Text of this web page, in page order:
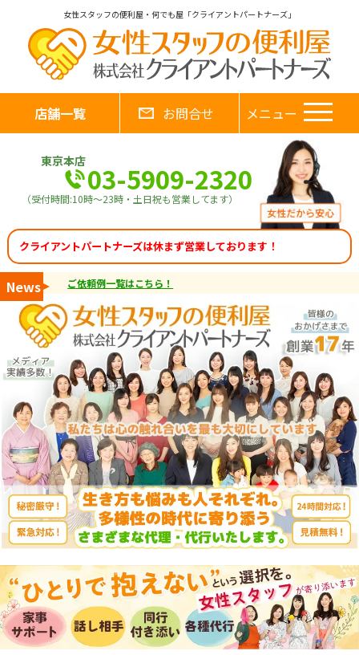
女性スタッフの便利屋・何でも屋「クライアントパートナーズ」
店舗一覧 お問合せ メニュー
東京本店03-5909-2320
（受付時間:10時～23時・土日祝も営業してます）
クライアントパートナーズは休まず営業しております！
News ご依頼例一覧はこちら！